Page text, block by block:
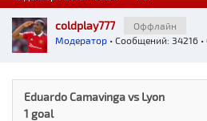
coldplay777
Оффлайн
Модератор • Сообщений: 34216 •
Eduardo Camavinga vs Lyon
1 goal